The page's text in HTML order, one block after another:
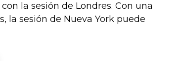
la sesión de Londres. Con una
la sesión de Nueva York puede